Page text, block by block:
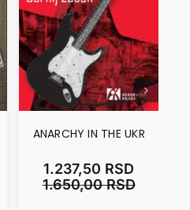
ANARCHY IN THE UKR
1.650,00RSD
1.237,50 RSD